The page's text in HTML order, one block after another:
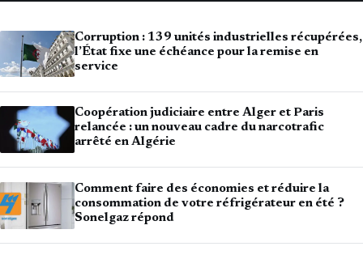
Corruption : 139 unités industrielles récupérées,
l’État fixe une échéance pour la remise en
service
Coopération judiciaire entre Alger et Paris
relancée : un nouveau cadre du narcotrafic
arrêté en Algérie
Comment faire des économies et réduire la
consommation de votre réfrigérateur en été ?
Sonelgaz répond